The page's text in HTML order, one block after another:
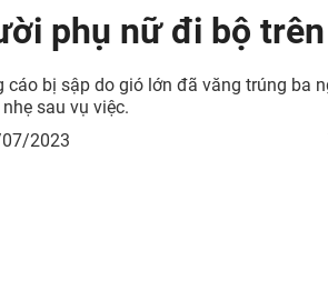
phụ nữ đi bộ
cáo bị sập do gió lớn đã văng trúng ba
sau vụ việc.
2023